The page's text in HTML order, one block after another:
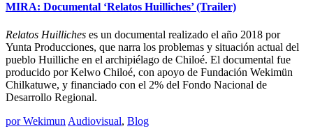
MIRA: Documental ‘Relatos Huilliches’ (Trailer)
Relatos Huilliches es un documental realizado el año 2018 por
Yunta Producciones, que narra los problemas y situación actual del
pueblo Huilliche en el archipiélago de Chiloé. El documental fue
producido por Kelwo Chiloé, con apoyo de Fundación Wekimün
Chilkatuwe, y financiado con el 2% del Fondo Nacional de
Desarrollo Regional.
porWekimun Audiovisual, Blog